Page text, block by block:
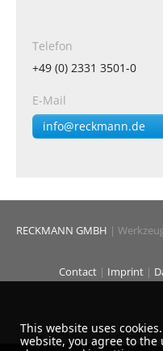
Telefon
+49 (0) 2331 3501-0
E-Mail
info@reckmann.de
RECKMANN GMBH |
Contact | Imprint |
This website uses
website, you agree to the